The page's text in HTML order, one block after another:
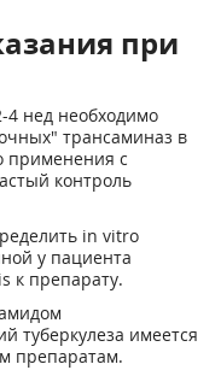
при
нед необходимо
трансаминаз в
применения с
контроль
in vitro
у пациента
к препарату.
туберкулеза имеется
препаратам.